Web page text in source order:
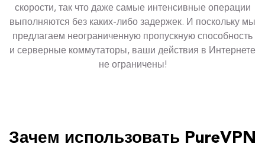
скорости, так что даже самые интенсивные операции
выполняются без каких-либо задержек. И поскольку мы
предлагаем неограниченную пропускную способность
и серверные коммутаторы, ваши действия в Интернете
не ограничены!
Зачем использовать PureVPN